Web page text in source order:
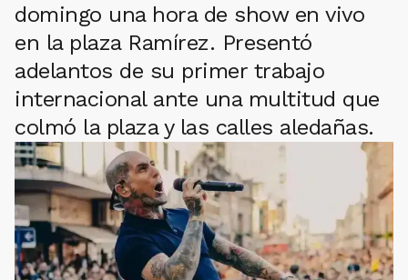
domingo una hora de show en vivo
en la plaza Ramírez. Presentó
adelantos de su primer trabajo
internacional ante una multitud que
colmó la plaza y las calles aledañas.